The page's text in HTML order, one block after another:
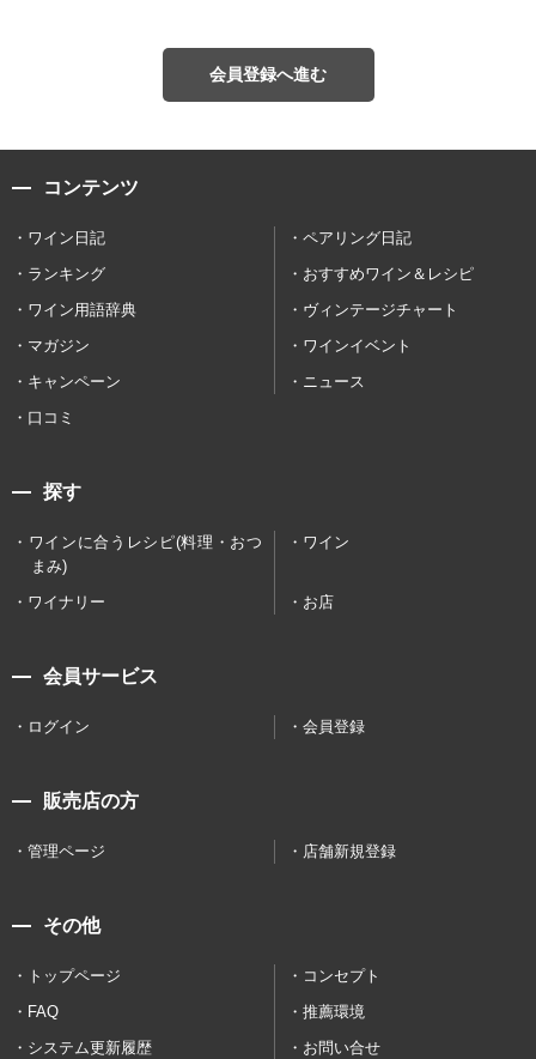
会員登録へ進む
コンテンツ
ワイン日記
ペアリング日記
ランキング
おすすめワイン＆レシピ
ワイン用語辞典
ヴィンテージチャート
マガジン
ワインイベント
キャンペーン
ニュース
口コミ
探す
ワインに合うレシピ(料理・おつ
まみ)
ワイン
ワイナリー お店
会員サービス
ログイン 会員登録
販売店の方
管理ページ 店舗新規登録
その他
トップページ
コンセプト
FAQ
推薦環境
システム更新履歴
お問い合せ